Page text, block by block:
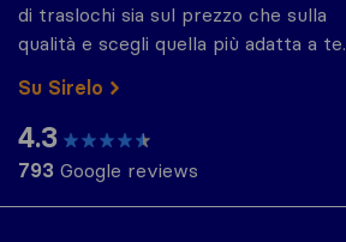
di traslochi sia sul prezzo che sulla
qualità e scegli quella più adatta a te.
Su Sirelo
4.3
793 Google reviews